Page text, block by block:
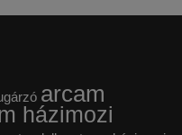
arcam
házimozi